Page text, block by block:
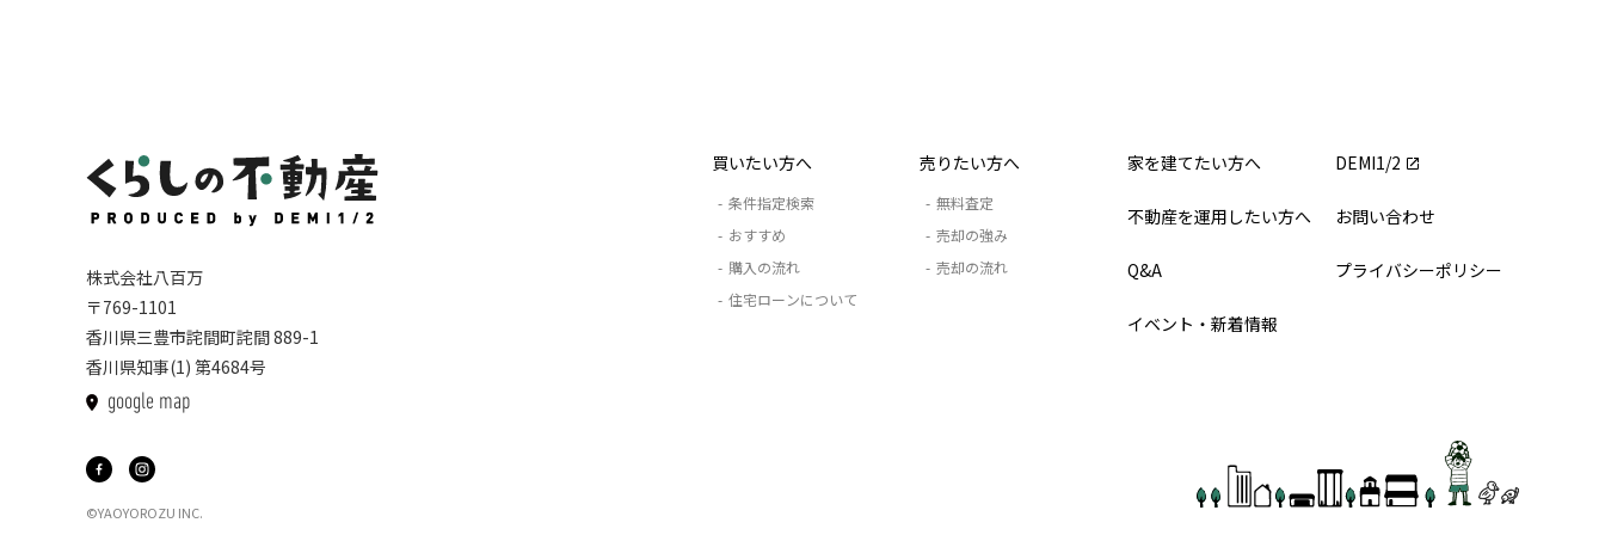
株式会社八百万
〒769-1101
香川県三豊市詫間町詫間 889-1
香川県知事(1) 第4684号
google map
©YAOYOROZU INC.
買いたい方へ
条件指定検索
おすすめ
購入の流れ
住宅ローンについて
売りたい方へ
無料査定
売却の強み
売却の流れ
家を建てたい方へ
不動産を運用したい方へ
Q&A
イベント・新着情報
DEMI1/2
お問い合わせ
プライバシーポリシー